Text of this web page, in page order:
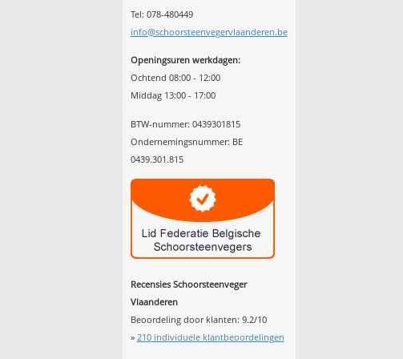
Tel: 078-480449
info@schoorsteenvegervlaanderen.be
Openingsuren werkdagen:
Ochtend 08:00 - 12:00
Middag 13:00 - 17:00
BTW-nummer: 0439301815
Ondernemingsnummer: BE
0439.301.815
Recensies Schoorsteenveger
Vlaanderen
Beoordeling door klanten: 9.2/10
» 210individuele klantbeoordelingen